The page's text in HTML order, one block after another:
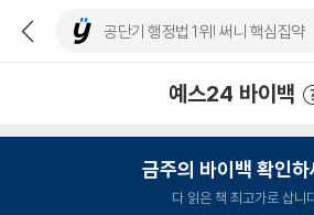
예스24 바이백
금주의 바이백 확인
다 읽은 책 최고가로 삽니